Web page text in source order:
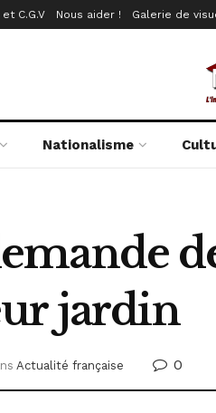
C.G.V Nous aider ! Galerie de
Nationalisme
jardin
Actualité française 0